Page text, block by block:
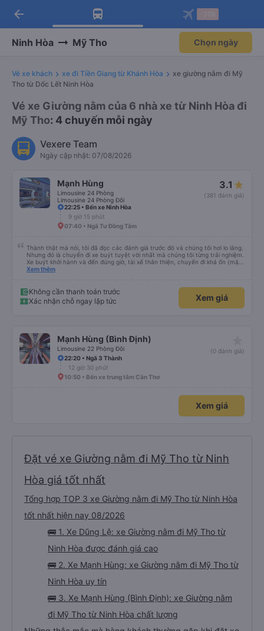
Tải app Vexere ngay!
Nhận ưu đãi thành viên độc
Mở app
Tải app Vexere
-30k/ghế khi đặt vé máy bay qua
Mở app
arrow_back
Ninh Hòa Mỹ Tho Chọn ngày
Vé xe khách xe đi Tiền Giang từ Khánh Hòa
xe giường nằm đi Mỹ
Tho từ Dốc Lết Ninh Hòa
Vé xe Giường nằm của 6 nhà xe từ Ninh Hòa đi
Mỹ Tho: 4 chuyến mỗi ngày
Vexere Team
Ngày cập nhật: 07/08/2026
Mạnh Hùng
Limousine 24 Phòng
Limousine 24 Phòng Đôi
3.1
(381 đánh giá)
22:25 • Bến xe Ninh Hòa
9 giờ 15 phút
07:40 • Ngã Tư Đồng Tâm
Thành thật mà nói, tôi đã đọc các đánh giá trước đó và chúng tôi hơi lo lắng.
Nhưng đó là chuyến đi xe buýt tuyệt vời nhất mà chúng tôi từng trải nghiệm.
Xe buýt khởi hành và đến đúng giờ, tài xế thân thiện, chuyến đi khá ổn (mặc
dù vẫn hơi xóc, nhưng đó là đặc trưng của Việt Nam ^^), và chỗ ngồi thoải
Xem thêm
Không cần thanh toán trước
Xác nhận chỗ ngay lập tức
Xem giá
Mạnh Hùng (Bình Định)
Limousine 22 Phòng Đôi
(0 đánh giá)
22:20 • Ngã 3 Thành
12 giờ 30 phút
10:50 • Bến xe trung tâm Cần Thơ
Xem giá
Đặt vé xe Giường nằm đi Mỹ Tho từ Ninh
Hòa giá tốt nhất
Tổng hợp TOP 3 xe Giường nằm đi Mỹ Tho từ Ninh Hòa
tốt nhất hiện nay 08/2026
🚌 1. Xe Dũng Lệ: xe Giường nằm đi Mỹ Tho từ
Ninh Hòa được đánh giá cao
🚌 2. Xe Mạnh Hùng: xe Giường nằm đi Mỹ Tho từ
Ninh Hòa uy tín
🚌 3. Xe Mạnh Hùng (Bình Định): xe Giường nằm
đi Mỹ Tho từ Ninh Hòa chất lượng